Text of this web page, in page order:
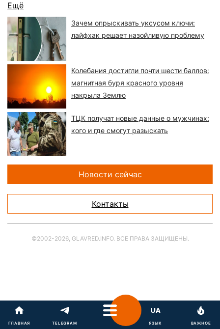
ГЛАВНАЯ TELEGRAM ЯЗЫК ВАЖНОЕ
Ещё
Зачем опрыскивать уксусом ключи:
лайфхак решает назойливую проблему
Колебания достигли почти шести баллов:
магнитная буря красного уровня
накрыла Землю
ТЦК получат новые данные о мужчинах:
кого и где смогут разыскать
Новости сейчас
Контакты
©2002-2026, GLAVRED.INFO. ВСЕ ПРАВА ЗАЩИЩЕНЫ.